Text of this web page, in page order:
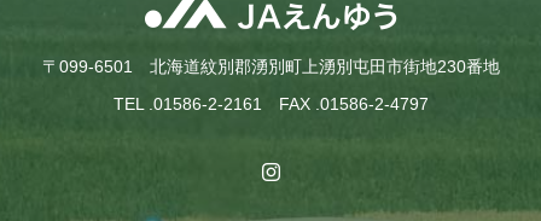
〒099-6501 北海道紋別郡湧別町上湧別屯田市街地230番地
TEL .01586-2-2161 FAX .01586-2-4797